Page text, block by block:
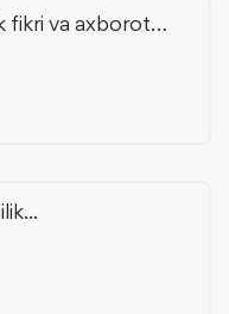
fikri va axborot